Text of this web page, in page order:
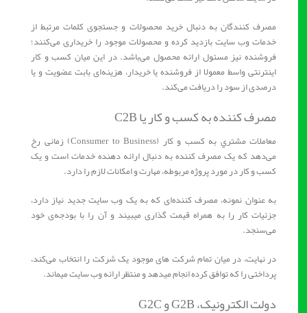
مصرف کنندگان به دنبال خرید محصولات و جستجوی کلمات مرتبط از
خدمات وب ‌سایت بازدید کرده و محصولات موجود را خریداری می‌کنند؛
فروشنده نیز مسئول ارائه محصول می‌باشد. در این میان کسب و کار
اینترنتی واسط معمولا از فروشنده یا خریدار، هزینه‌ای بابت عضویت و یا
درصدی از سود را دریافت می‌کند.
مصرف کننده به کسب و کار یا C2B
معاملات مشتري به کسب و کار (Consumer to Business) زمانی رخ
می‌دهد که یک مصرف کننده به دنبال ارائه دهنده خدمات است و یک
کسب و کار در مورد پروژه مربوطه، مهارت و امکانات لازم را دارد.
به عنوان نمونه، مصرف کننده‌ای که به یک وب سایت جدید نیاز دارد،
جزئیات کار را به همراه قیمت گذاری میبیند و آن را با بودجه‌ی خود
می‌سنجد.
در نهایت، در میان تمام شرکت های موجود یک شرکت را انتخاب می‌کند،
پرداختی را که توافق کرده انجام میدهد و منتظر ارائه وب سایت میماند.
دولت الکترونیک، G2B و G2C